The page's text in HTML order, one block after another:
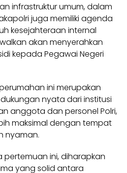
infrastruktur umum, dalam
juga memiliki agenda
kesejahteraan internal
akan menyerahkan
kepada Pegawai Negeri
ini merupakan
nyata dari institusi
anggota dan personel Polri,
maksimal dengan tempat
nyaman.
pertemuan ini, diharapkan
yang solid antara